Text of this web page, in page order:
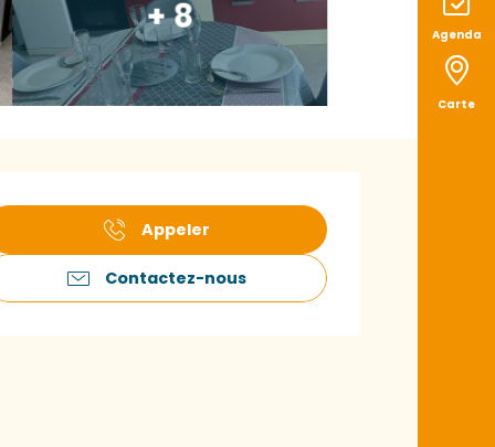
Agenda
Carte
+ 8
et
Appeler
Contactez-nous